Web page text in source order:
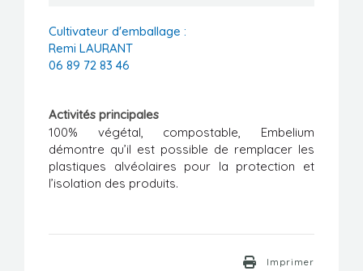
Cultivateur d'emballage :
Remi LAURANT
06 89 72 83 46
Activités principales
100% végétal, compostable, Embelium
démontre qu’il est possible de remplacer les
plastiques alvéolaires pour la protection et
l’isolation des produits.
Imprimer